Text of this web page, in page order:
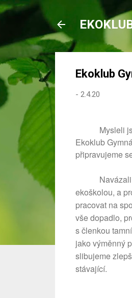
Ekoklub
- 2.4.20
Mysleli
Ekoklub
připravujeme
ekoškolou, a
pracovat na
vše dopadlo,
s členkou
jako výměnný
slibujeme
stávající.